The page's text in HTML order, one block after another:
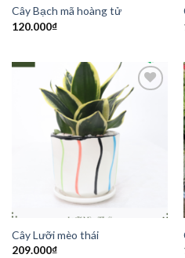
Cây Bạch mã hoàng tử
120.000₫
Cây Lưỡi mèo thái
209.000₫